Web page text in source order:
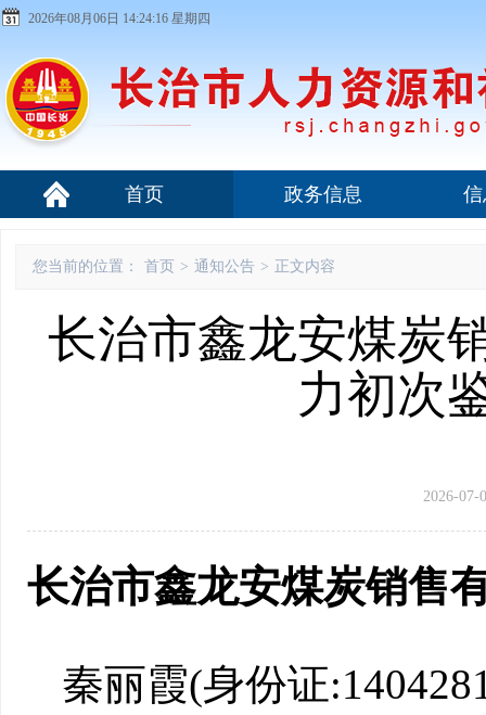
2026年08月06日 14:24:17 星期四
首页 政务信息
您当前的位置： 首页 > 通知公告 > 正文内容
长治市鑫龙安煤炭
力初次
2026-07-
长治市鑫龙安煤炭销售
秦丽霞(身份证